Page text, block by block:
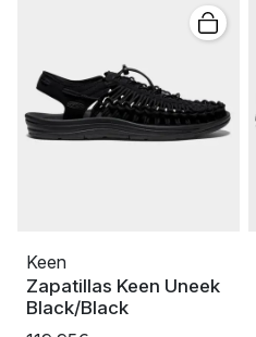
Keen
Zapatillas Keen Uneek
Black/Black